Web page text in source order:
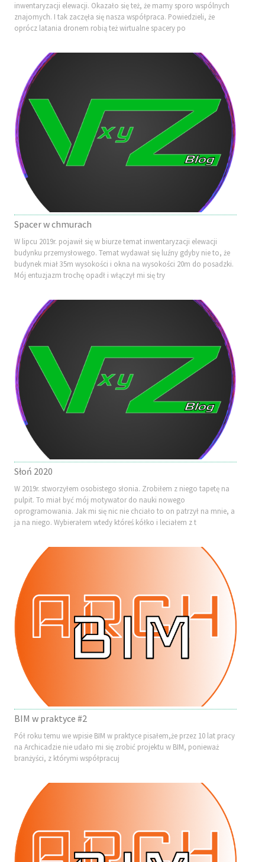
inwentaryzacji elewacji. Okazało się też, że mamy sporo wspólnych
znajomych. I tak zaczęła się nasza współpraca. Powiedzieli, że
oprócz latania dronem robią też wirtualne spacery po
Spacer w chmurach
W lipcu 2019r. pojawił się w biurze temat inwentaryzacji elewacji
budynku przemysłowego. Temat wydawał się luźny gdyby nie to, że
budynek miał 35m wysokości i okna na wysokości 20m do posadzki.
Mój entuzjazm trochę opadł i włączył mi się try
Słoń 2020
W 2019r. stworzyłem osobistego słonia. Zrobiłem z niego tapetę na
pulpit. To miał być mój motywator do nauki nowego
oprogramowania. Jak mi się nic nie chciało to on patrzył na mnie, a
ja na niego. Wybierałem wtedy któreś kółko i leciałem z t
BIM w praktyce #2
Pół roku temu we wpisie BIM w praktyce pisałem,że przez 10 lat pracy
na Archicadzie nie udało mi się zrobić projektu w BIM, ponieważ
branżyści, z którymi współpracuj